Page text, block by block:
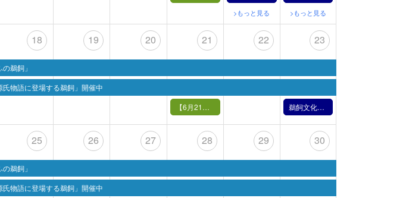
>もっと見る >もっと見る
鵜飼」
氏物語に登場する鵜飼」開催中
18 19 20 21
【6月21日（金）】うかいバックヤードツアーと水上座敷
22 23
鵜飼文化の紹介【6月23日】（2024年）
鵜飼」
氏物語に登場する鵜飼」開催中
25 26 27 28 29 30